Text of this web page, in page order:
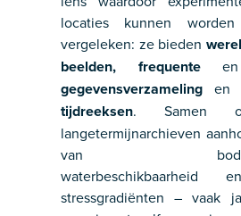
locaties kunnen
vergeleken: ze bieden
beelden, frequente
gegevensverzameling en
tijdreeksen. Samen
langetermijnarchieven
van
waterbeschikbaarheid
stressgradiënten – vaak